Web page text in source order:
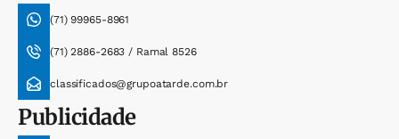
(71) 99965-8961
(71) 2886-2683 / Ramal 8526
classificados@grupoatarde.com.br
Publicidade